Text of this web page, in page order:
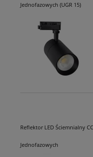
Jednofazowych (UGR 15)
Reflektor LED Ściemnialny
Jednofazowych